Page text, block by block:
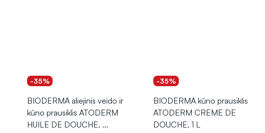
-35%
BIODERMA aliejinis veido ir
kūno prausiklis ATODERM
HUILE DE DOUCHE, ...
-35%
BIODERMA kūno prausiklis
ATODERM CREME DE
DOUCHE, 1 L